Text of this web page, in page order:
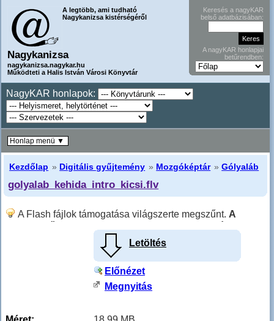
A legtöbb, ami tudható
Nagykanizsa kistérségéről
Nagykanizsa
nagykanizsa.nagykar.hu
Működteti a Halis István Városi Könyvtár
Keresés a nagyKAR
belső adatbázisában:
A nagyKAR honlapjai
betűrendben:
NagyKAR honlapok:
Kezdőlap » Digitális gyűjtemény » Mozgóképtár »Gólyaláb
golyalab_kehida_intro_kicsi.flv
A Flash fájlok támogatása világszerte megszűnt. A
Letöltés
Előnézet
Megnyitás
Honlap menü ▼